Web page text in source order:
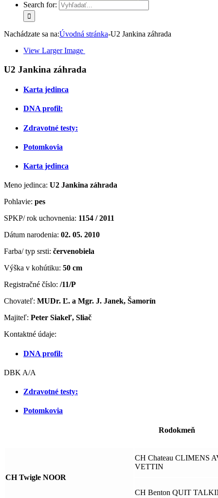
Search for:
Nachádzate sa na:Úvodná stránka-U2 Jankina záhrada
View Larger Image
U2 Jankina záhrada
Karta jedinca
DNA profil:
Zdravotné testy:
Potomkovia
Karta jedinca
Meno jedinca: U2 Jankina záhrada
Pohlavie: pes
SPKP/ rok uchovnenia: 1154 / 2011
Dátum narodenia: 02. 05. 2010
Farba/ typ srsti: červenobiela
Výška v kohútiku: 50 cm
Registračné číslo: /11/P
Chovateľ: MUDr. Ľ. a Mgr. J. Janek, Šamorín
Majiteľ: Peter Siakeľ, Sliač
Kontaktné údaje:
DNA profil:
DBK A/A
Zdravotné testy:
Potomkovia
Rodokmeň
CH Twigle NOOR
CH Chateau CLIMENS
VETTIN
CH Benton QUIT